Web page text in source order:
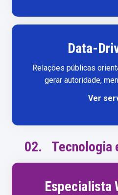
Data-
Relações públicas
gerar autoridade,
Ver
02. Tecnologia
Especialista